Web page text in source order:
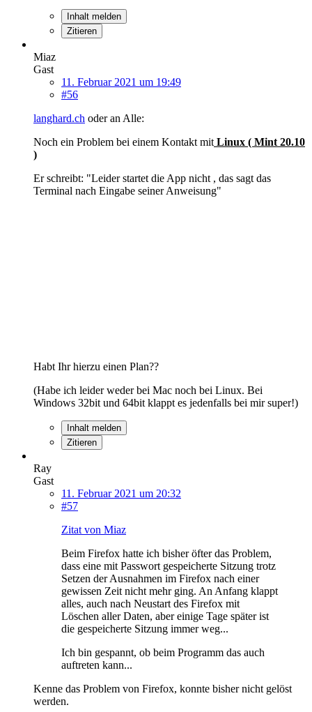
Inhalt melden
Zitieren
Miaz
Gast
11. Februar 2021 um 19:49
#56
langhard.ch oder an Alle:
Noch ein Problem bei einem Kontakt mit Linux ( Mint 20.10
)
Er schreibt: "Leider startet die App nicht , das sagt das
Terminal nach Eingabe seiner Anweisung"
Habt Ihr hierzu einen Plan??
(Habe ich leider weder bei Mac noch bei Linux. Bei
Windows 32bit und 64bit klappt es jedenfalls bei mir super!)
Inhalt melden
Zitieren
Ray
Gast
11. Februar 2021 um 20:32
#57
Zitat von Miaz
Beim Firefox hatte ich bisher öfter das Problem,
dass eine mit Passwort gespeicherte Sitzung trotz
Setzen der Ausnahmen im Firefox nach einer
gewissen Zeit nicht mehr ging. An Anfang klappt
alles, auch nach Neustart des Firefox mit
Löschen aller Daten, aber einige Tage später ist
die gespeicherte Sitzung immer weg...
Ich bin gespannt, ob beim Programm das auch
auftreten kann...
Kenne das Problem von Firefox, konnte bisher nicht gelöst
werden.